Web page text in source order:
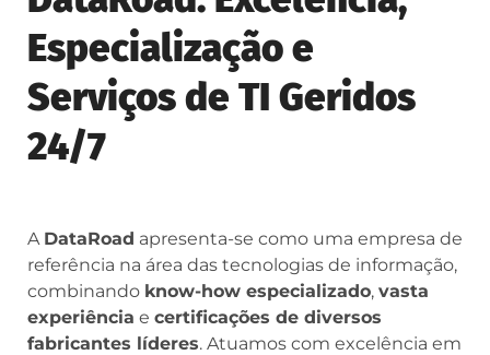
Especialização e
Serviços de TI Geridos
24/7
A DataRoad apresenta-se como uma empresa de
referência na área das tecnologias de informação,
combinando know-how especializado, vasta
experiência e certificações de diversos
fabricantes líderes. Atuamos com excelência em